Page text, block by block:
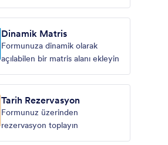
Dinamik Matris
Formunuza dinamik olarak
açılabilen bir matris alanı ekleyin
Tarih Rezervasyon
Formunuz üzerinden
rezervasyon toplayın